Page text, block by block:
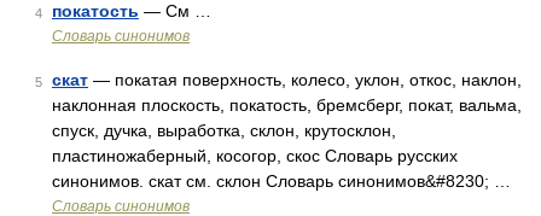
4 покатость — См …
Словарь синонимов
5 скат — покатая поверхность, колесо, уклон, откос, наклон,
наклонная плоскость, покатость, бремсберг, покат, вальма,
спуск, дучка, выработка, склон, крутосклон,
пластиножаберный, косогор, скос Словарь русских
синонимов. скат см. склон Словарь синонимов&#8230; …
Словарь синонимов